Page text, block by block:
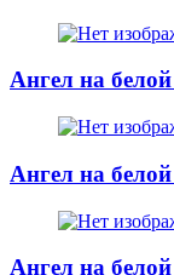
Ангел на белой
Ангел на белой
Ангел на белой